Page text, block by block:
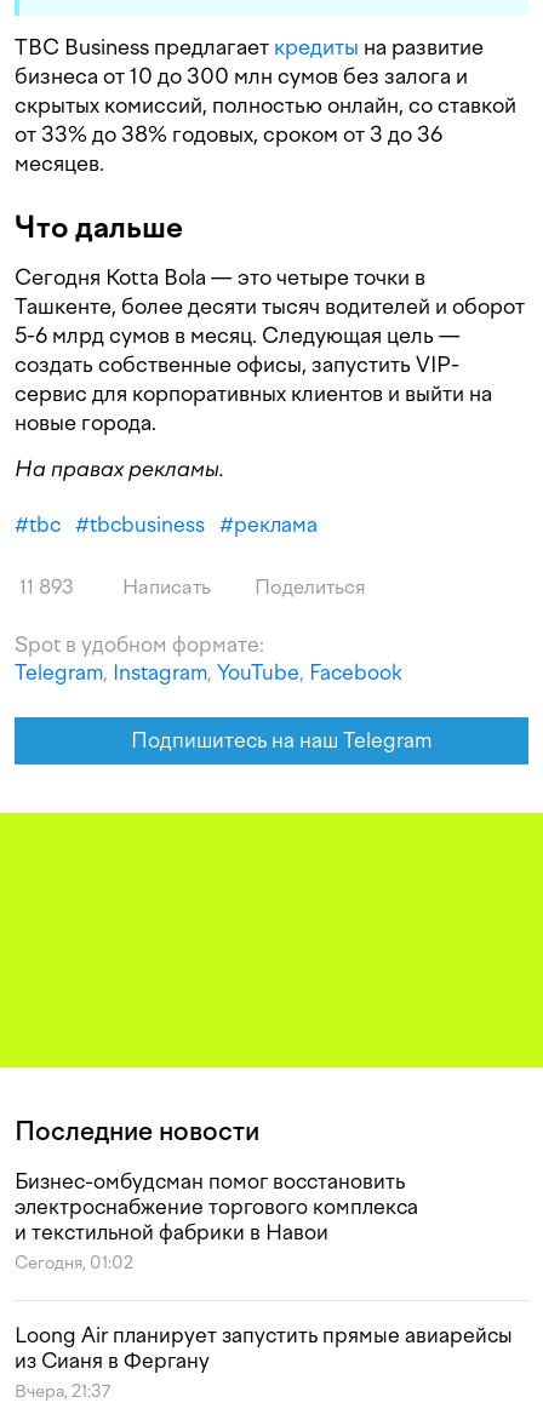
TBC Business предлагает кредиты на развитие
бизнеса от 10 до 300 млн сумов без залога и
скрытых комиссий, полностью онлайн, со ставкой
от 33% до 38% годовых, сроком от 3 до 36
месяцев.
Что дальше
Сегодня Kotta Bola — это четыре точки в
Ташкенте, более десяти тысяч водителей и оборот
5-6 млрд сумов в месяц. Следующая цель —
создать собственные офисы, запустить VIP-
сервис для корпоративных клиентов и выйти на
новые города.
На правах рекламы.
#tbc #tbcbusiness #реклама
11 893 Написать Поделиться
Spot в удобном формате:
Telegram, Instagram, YouTube, Facebook
Подпишитесь на наш Telegram
Последние новости
Бизнес-омбудсман помог восстановить
электроснабжение торгового комплекса
и текстильной фабрики в Навои
Сегодня, 01:02
Loong Air планирует запустить прямые авиарейсы
из Сианя в Фергану
Вчера, 21:37